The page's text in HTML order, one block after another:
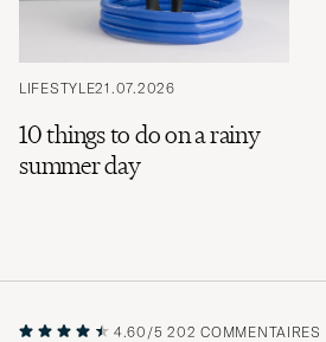
LIFESTYLE21.07.2026
10 things to do on a rainy
summer day
4.60/5 202 COMMENTAIRES